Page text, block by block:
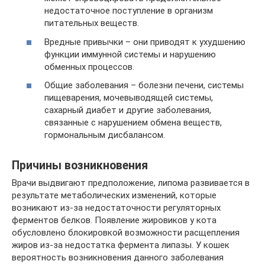
недостаточное поступление в организм
питательных веществ.
Вредные привычки – они приводят к ухудшению
функции иммунной системы и нарушению
обменных процессов.
Общие заболевания – болезни печени, системы
пищеварения, мочевыводящей системы,
сахарный диабет и другие заболевания,
связанные с нарушением обмена веществ,
гормональным дисбалансом.
Причины возникновения
Врачи выдвигают предположение, липома развивается в
результате метаболических изменений, которые
возникают из-за недостаточности регуляторных
ферментов белков. Появление жировиков у кота
обусловлено блокировкой возможности расщепления
жиров из-за недостатка фермента липазы. У кошек
вероятность возникновения данного заболевания